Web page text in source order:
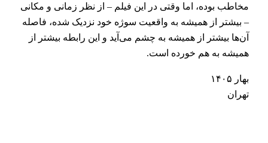
مخاطب بوده، اما وقتی در این فیلم – از نظر زمانی و مکانی
– بیشتر از همیشه به واقعیت سوژه خود نزدیک‌ شده، فاصله
آن‌ها بیشتر از همیشه به چشم ‌می‌آید و این رابطه بیشتر از
همیشه به هم خورده است.
بهار ۱۴۰۵
تهران